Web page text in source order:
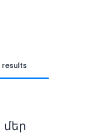
results